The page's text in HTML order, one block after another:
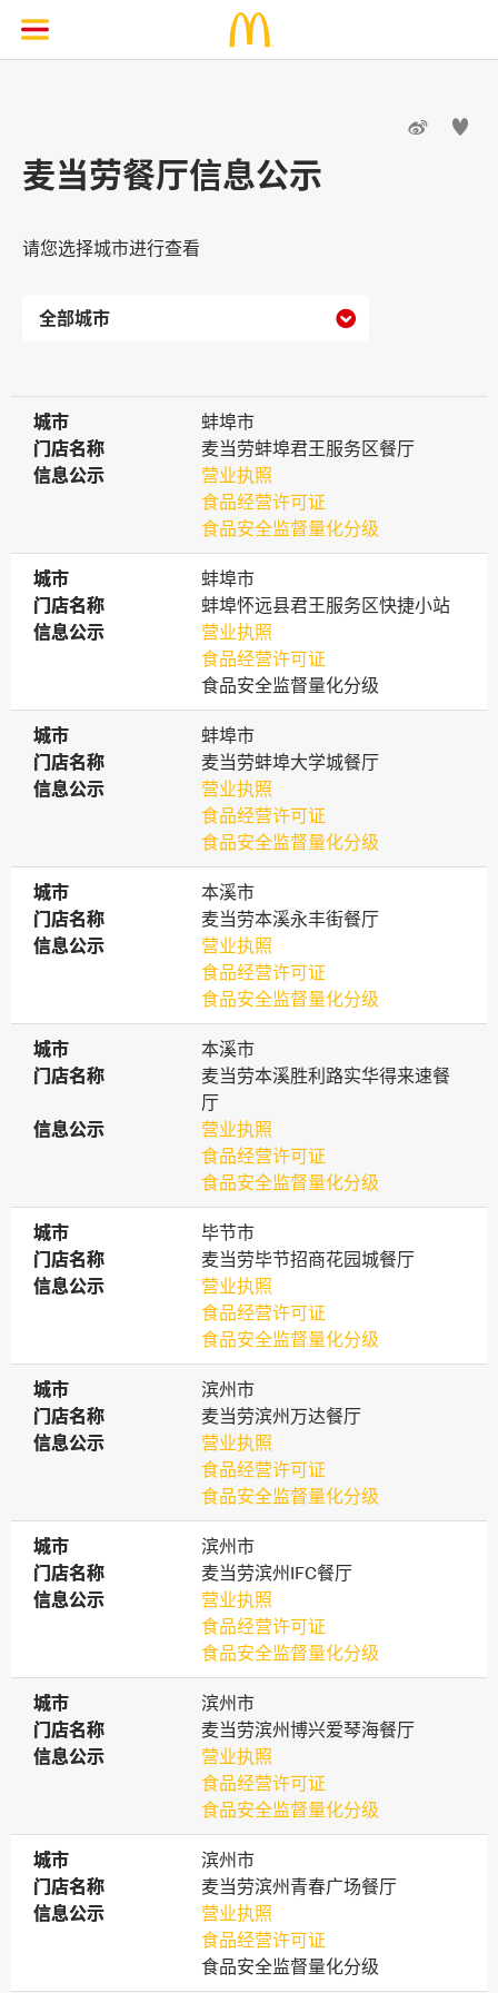
 
麦当劳餐厅信息公示
请您选择城市进行查看

城市
城市
蚌埠市
门店名称
门店名称
麦当劳蚌埠君王服务区餐厅
信息公示
信息公示
营业执照
食品经营许可证
食品安全监督量化分级
城市
城市
蚌埠市
门店名称
门店名称
蚌埠怀远县君王服务区快捷小站
信息公示
信息公示
营业执照
食品经营许可证
食品安全监督量化分级
城市
城市
蚌埠市
门店名称
门店名称
麦当劳蚌埠大学城餐厅
信息公示
信息公示
营业执照
食品经营许可证
食品安全监督量化分级
城市
城市
本溪市
门店名称
门店名称
麦当劳本溪永丰街餐厅
信息公示
信息公示
营业执照
食品经营许可证
食品安全监督量化分级
城市
城市
本溪市
门店名称
门店名称
麦当劳本溪胜利路实华得来速餐
厅
信息公示
信息公示
营业执照
食品经营许可证
食品安全监督量化分级
城市
城市
毕节市
门店名称
门店名称
麦当劳毕节招商花园城餐厅
信息公示
信息公示
营业执照
食品经营许可证
食品安全监督量化分级
城市
城市
滨州市
门店名称
门店名称
麦当劳滨州万达餐厅
信息公示
信息公示
营业执照
食品经营许可证
食品安全监督量化分级
城市
城市
滨州市
门店名称
门店名称
麦当劳滨州IFC餐厅
信息公示
信息公示
营业执照
食品经营许可证
食品安全监督量化分级
城市
城市
滨州市
门店名称
门店名称
麦当劳滨州博兴爱琴海餐厅
信息公示
信息公示
营业执照
食品经营许可证
食品安全监督量化分级
城市
城市
滨州市
门店名称
门店名称
麦当劳滨州青春广场餐厅
信息公示
信息公示
营业执照
食品经营许可证
食品安全监督量化分级